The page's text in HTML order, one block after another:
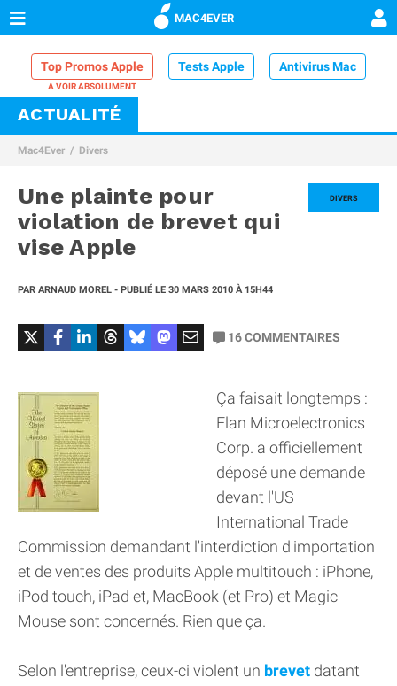
MAC4EVER
Top Promos Apple Tests Apple Antivirus Mac
VPN Mac
Comparatif iPhone
ACTUALITÉ
Mac4Ever Divers
DIVERS
Une plainte pour
violation de brevet qui
vise Apple
PAR ARNAUD MOREL - PUBLIÉ LE 30 MARS 2010 À 15H44
16COMMENTAIRES
Ça faisait longtemps :
Elan Microelectronics
Corp. a officiellement
déposé une demande
devant l'US
International Trade
Commission demandant l'interdiction d'importation
et de ventes des produits Apple multitouch : iPhone,
iPod touch, iPad et, MacBook (et Pro) et Magic
Mouse sont concernés. Rien que ça.
Selon l'entreprise, ceux-ci violent un brevet datant